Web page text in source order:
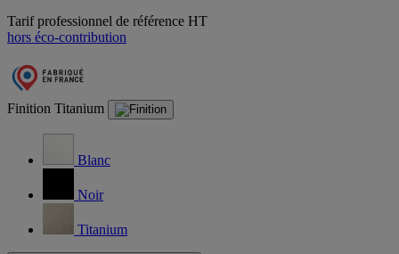
Tarif professionnel de référence HT
hors éco-contribution
Finition Titanium
Blanc
Noir
Titanium